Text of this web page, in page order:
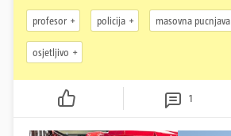
profesor policija masovna pucnjava
osjetljivo
1